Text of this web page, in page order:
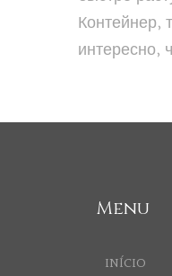
Контейнер,
интересно,
Menu
INÍCIO